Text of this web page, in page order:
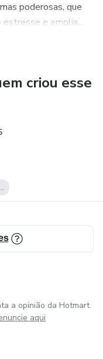
poderosas, que
e amplia...
criou esse
Desenvolvimento Pessoal
a opinião da Hotmart.
aqui